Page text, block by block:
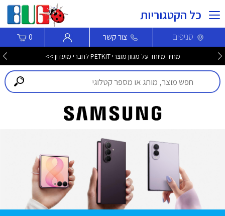
כל הקטגוריות
סניפים צור קשר 0
מחיר מיוחד על מגוון מוצרי PETKIT לחברי מועדון >>